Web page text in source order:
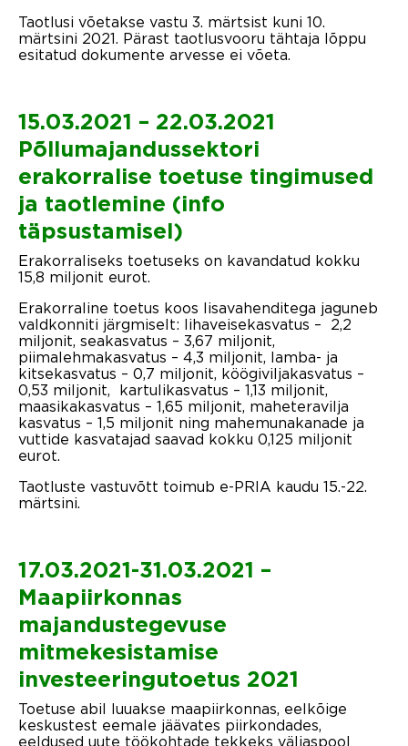
Taotlusi võetakse vastu 3. märtsist kuni 10.
märtsini 2021. Pärast taotlusvooru tähtaja lõppu
esitatud dokumente arvesse ei võeta.
15.03.2021 – 22.03.2021
Põllumajandussektori
erakorralise toetuse tingimused
ja taotlemine (info
täpsustamisel)
Erakorraliseks toetuseks on kavandatud kokku
15,8 miljonit eurot.
Erakorraline toetus koos lisavahenditega jaguneb
valdkonniti järgmiselt: lihaveisekasvatus – 2,2
miljonit, seakasvatus – 3,67 miljonit,
piimalehmakasvatus – 4,3 miljonit, lamba- ja
kitsekasvatus – 0,7 miljonit, köögiviljakasvatus –
0,53 miljonit, kartulikasvatus – 1,13 miljonit,
maasikakasvatus – 1,65 miljonit, maheteravilja
kasvatus – 1,5 miljonit ning mahemunakanade ja
vuttide kasvatajad saavad kokku 0,125 miljonit
eurot.
Taotluste vastuvõtt toimub e-PRIA kaudu 15.-22.
märtsini.
17.03.2021-31.03.2021 –
Maapiirkonnas
majandustegevuse
mitmekesistamise
investeeringutoetus 2021
Toetuse abil luuakse maapiirkonnas, eelkõige
keskustest eemale jäävates piirkondades,
eeldused uute töökohtade tekkeks väljaspool